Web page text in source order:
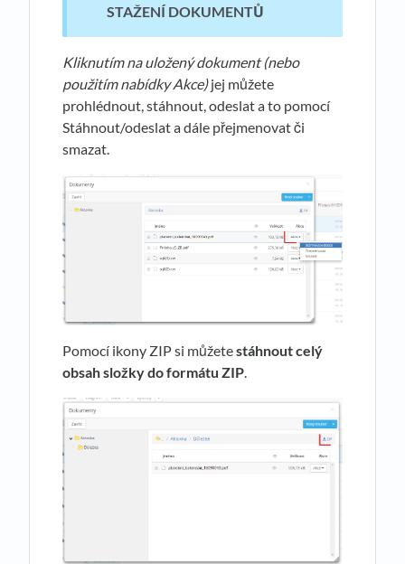
STAŽENÍ DOKUMENTŮ
Kliknutím na uložený dokument (nebo
použitím nabídky Akce)jej můžete
prohlédnout, stáhnout, odeslat a to pomocí
Stáhnout/odeslat a dále přejmenovat či
smazat.
Pomocí ikony ZIP si můžetestáhnout celý
obsah složky do formátu ZIP.